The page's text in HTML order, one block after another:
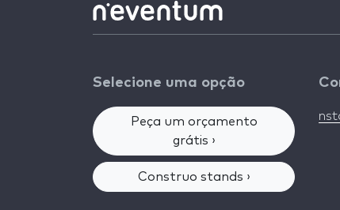
Selecione uma opção
Peça um orçamento
grátis ›
Construo stands ›